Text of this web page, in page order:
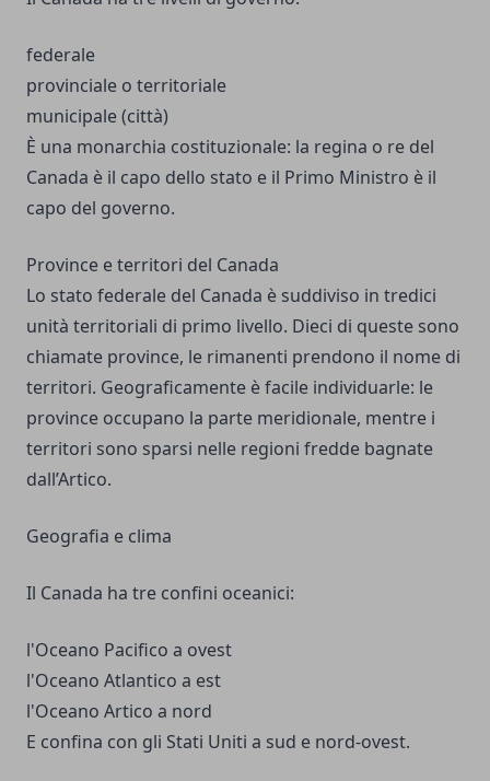
federale
provinciale o territoriale
municipale (città)
È una monarchia costituzionale: la regina o re del
Canada è il capo dello stato e il Primo Ministro è il
capo del governo.
Province e territori del Canada
Lo stato federale del Canada è suddiviso in tredici
unità territoriali di primo livello. Dieci di queste sono
chiamate province, le rimanenti prendono il nome di
territori. Geograficamente è facile individuarle: le
province occupano la parte meridionale, mentre i
territori sono sparsi nelle regioni fredde bagnate
dall’Artico.
Geografia e clima
Il Canada ha tre confini oceanici:
l'Oceano Pacifico a ovest
l'Oceano Atlantico a est
l'Oceano Artico a nord
E confina con gli Stati Uniti a sud e nord-ovest.